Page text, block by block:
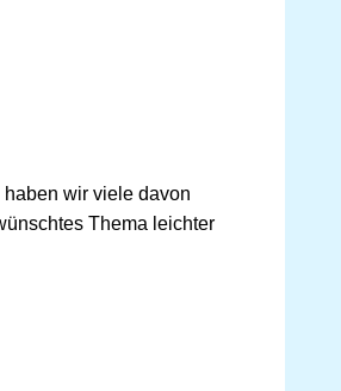
wir viele davon
Thema leichter